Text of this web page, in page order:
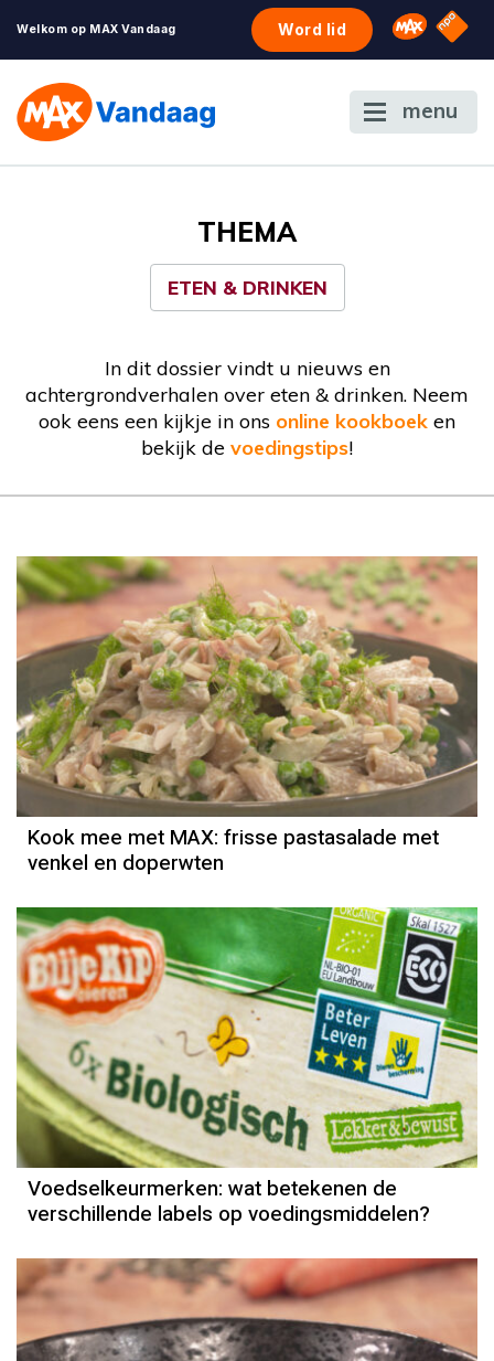
Welkom op MAX Vandaag Word lid Omroep
NPO
menu
THEMA
ETEN & DRINKEN
In dit dossier vindt u nieuws en
achtergrondverhalen over eten & drinken. Neem
ook eens een kijkje in ons online kookboek en
bekijk de voedingstips!
Kook mee met MAX: frisse pastasalade met
venkel en doperwten
Voedselkeurmerken: wat betekenen de
verschillende labels op voedingsmiddelen?